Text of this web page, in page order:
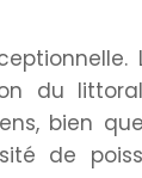
du
bien
de